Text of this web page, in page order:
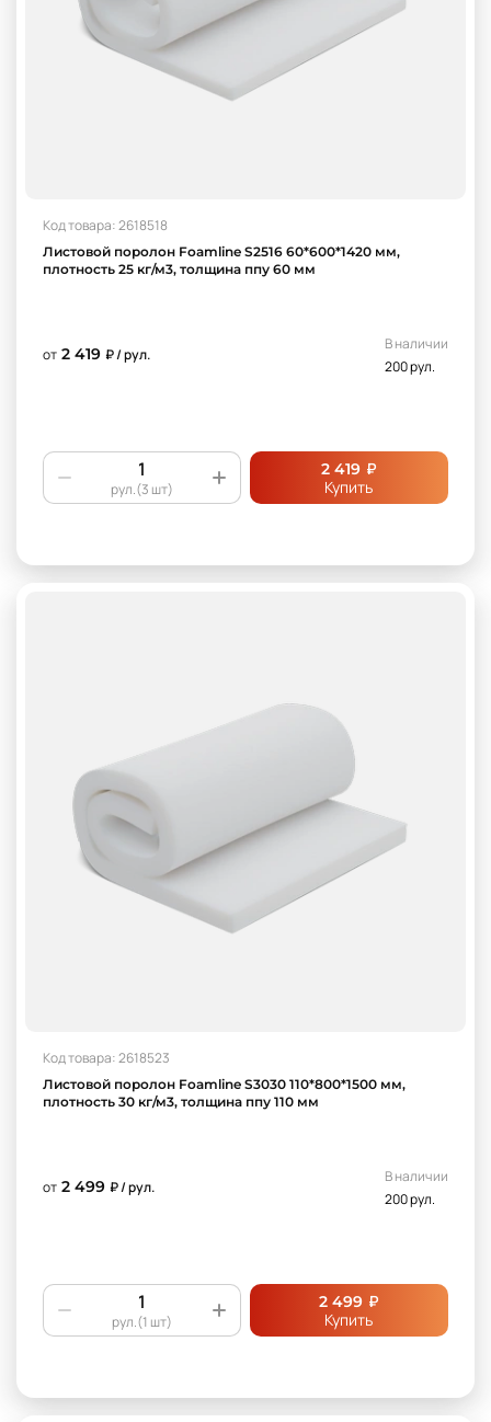
Код товара: 2618518
Листовой поролон Foamline S2516 60*600*1420 мм,
плотность 25 кг/м3, толщина ппу 60 мм
от 2 419 ₽ / рул.
В наличии
200 рул.
рул.(3 шт)
2 419 ₽
Купить
Код товара: 2618523
Листовой поролон Foamline S3030 110*800*1500 мм,
плотность 30 кг/м3, толщина ппу 110 мм
от 2 499 ₽ / рул.
В наличии
200 рул.
рул.(1 шт)
2 499 ₽
Купить